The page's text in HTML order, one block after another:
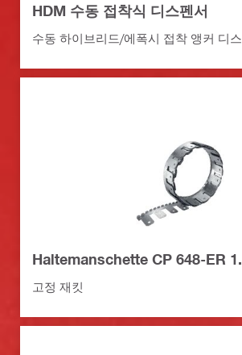
HDM 수동 접착식 디스펜서
수동 하이브리드/에폭시 접착 앵커 디
Haltemanschette CP 648-ER
고정 재킷